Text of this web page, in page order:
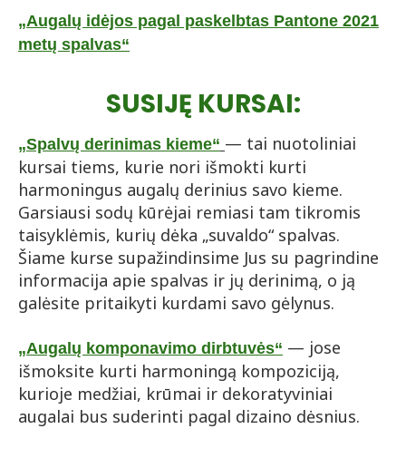
„Augalų idėjos pagal paskelbtas Pantone 2021
metų spalvas“
SUSIJĘ KURSAI:
„Spalvų derinimas kieme“ — tai nuotoliniai
kursai tiems, kurie nori išmokti kurti
harmoningus augalų derinius savo kieme.
Garsiausi sodų kūrėjai remiasi tam tikromis
taisyklėmis, kurių dėka „suvaldo“ spalvas.
Šiame kurse supažindinsime Jus su pagrindine
informacija apie spalvas ir jų derinimą, o ją
galėsite pritaikyti kurdami savo gėlynus.
„Augalų komponavimo dirbtuvės“ — jose
išmoksite kurti harmoningą kompoziciją,
kurioje medžiai, krūmai ir dekoratyviniai
augalai bus suderinti pagal dizaino dėsnius.